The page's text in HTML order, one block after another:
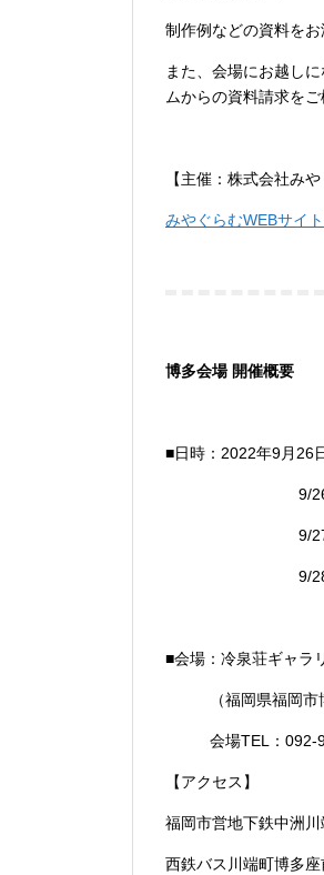
制作例などの資料をお
また、会場にお越し
ムからの資料請求をご
【主催：株式会社みや
みやぐらむWEBサイ
博多会場 開催概要
■日時：2022年9月26
9/
9/
9/
■会場：冷泉荘ギャラ
（福岡県福岡
会場TEL：092-
【アクセス】
福岡市営地下鉄中洲
西鉄バス川端町博多